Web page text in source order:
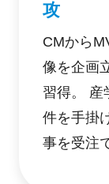
攻
CMから
像を企画
習得。 産
件を手掛
事を受注
導入し、